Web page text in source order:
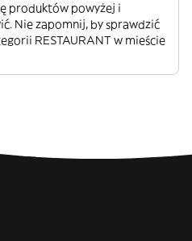
produktów powyżej i
Nie zapomnij, by sprawdzić
RESTAURANT w mieście